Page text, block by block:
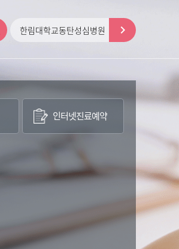
한림대학교동탄성심병원
인터넷진료예약